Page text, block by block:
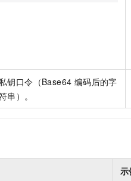
钥口令（Base64 编码后的字
串）。
示